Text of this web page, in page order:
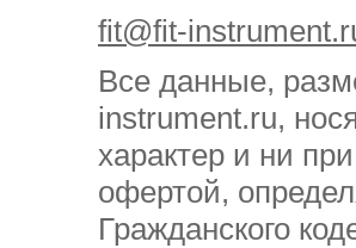
fit@fit-
Все данные,
instrument.ru,
характер и ни
офертой,
Гражданского